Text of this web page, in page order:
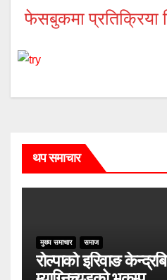
फेसबुकमा प्रतिक्रिया
थप समाचार
मुख्य समाचार समाज
रोल्पाको इरिवाङ